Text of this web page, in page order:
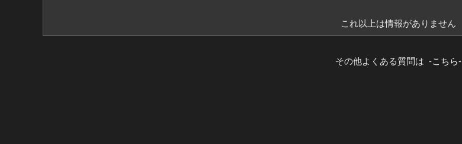
これ以上は情報がありません
その他よくある質問は -こちら-